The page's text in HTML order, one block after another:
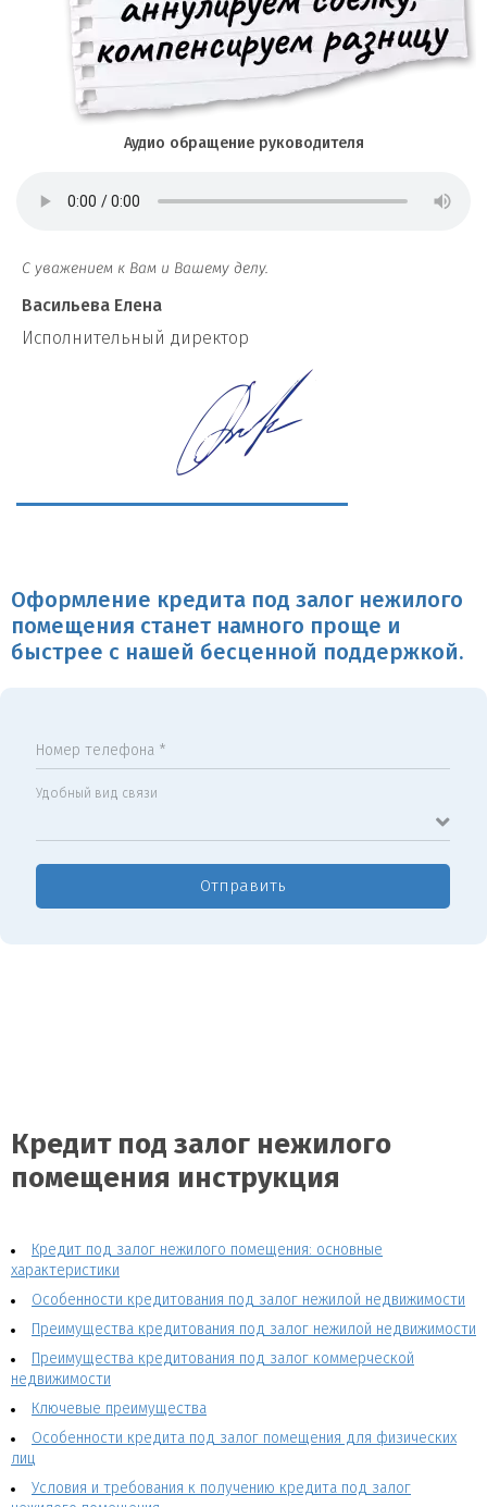
Аудио обращение руководителя
С уважением к Вам и Вашему делу.
Васильева Елена
И сполнительный директор
Оформление кредита под залог нежилого
помещения станет намного проще и
быстрее с нашей бесценной поддержкой.
Номер телефона *
Удобный вид связи
Отправить
Кредит под залог нежилого
помещения инструкция
Кредит под залог нежилого помещения: основные
характеристики
Особенности кредитования под залог нежилой недвижимости
Преимущества кредитования под залог нежилой недвижимости
Преимущества кредитования под залог коммерческой
недвижимости
Ключевые преимущества
Особенности кредита под залог помещения для физических
лиц
Условия и требования к получению кредита под залог